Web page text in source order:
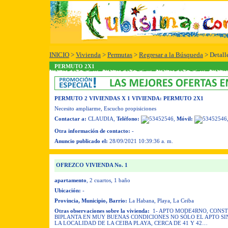
INICIO > Vivienda > Permutas > Regresar a la Búsqueda >
PERMUTO 2X1
PERMUTO 2 VIVIENDAS X 1 VIVIENDA: PERMUTO 2X1
Necesito ampliarme , Escucho propisiciones
Contactar a: CLAUDIA Teléfono: Móvil:
Otra información de contacto: -
Anuncio publicado el: 28/09/2021 10:39:36 a. m.
OFREZCO VIVIENDA No. 1
apartamento , 2 cuartos , 1 baño
Ubicación: -
Provincia, Municipio, Barrio: La Habana, Playa, La Ceiba
Otras observaciones sobre la vivienda:
1- APTO MODE4RNO,
BIPLANTA EN MUY BUENAS CONDICIONES NO SÓLO EL APTO
LA LOCALIDAD DE LA CEIBA PLAYA, CERCA DE 41 Y 42…